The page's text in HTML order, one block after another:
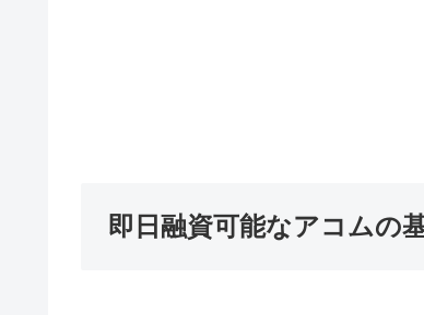
即日融資可能なアコムの